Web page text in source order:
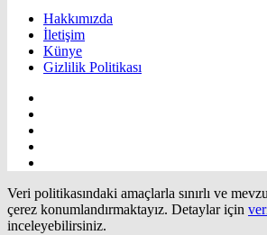
Hakkımızda
İletişim
Künye
Gizlilik Politikası
Veri politikasındaki amaçlarla sınırlı ve
çerez konumlandırmaktayız. Detaylar için
inceleyebilirsiniz.